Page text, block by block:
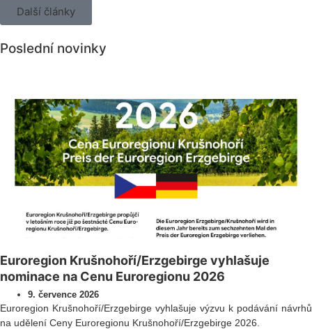
Další články
Poslední novinky
Euroregion Krušnohoří/Erzgebirge vyhlašuje
nominace na Cenu Euroregionu 2026
9. července 2026
Euroregion Krušnohoří/Erzgebirge vyhlašuje výzvu k podávání návrhů
na udělení Ceny Euroregionu Krušnohoří/Erzgebirge 2026.